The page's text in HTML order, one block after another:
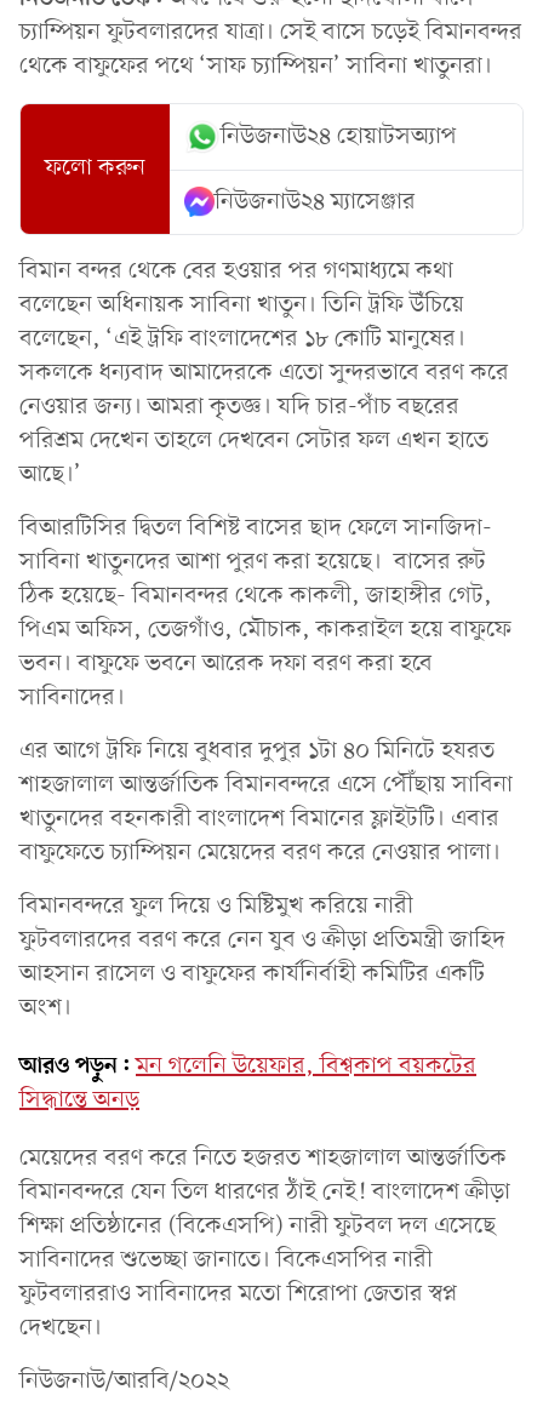
চ্যাম্পিয়ন ফুটবলারদের যাত্রা। সেই বাসে চড়েই বিমানবন্দর
থেকে বাফুফের পথে ‘সাফ চ্যাম্পিয়ন’ সাবিনা খাতুনরা।
ফলো করুন
নিউজনাউ২৪ হোয়াটসঅ্যাপ
নিউজনাউ২৪ ম্যাসেঞ্জার
বিমান বন্দর থেকে বের হওয়ার পর গণমাধ্যমে কথা
বলেছেন অধিনায়ক সাবিনা খাতুন। তিনি ট্রফি উঁচিয়ে
বলেছেন, ‘এই ট্রফি বাংলাদেশের ১৮ কোটি মানুষের।
সকলকে ধন্যবাদ আমাদেরকে এতো সুন্দরভাবে বরণ করে
নেওয়ার জন্য। আমরা কৃতজ্ঞ। যদি চার-পাঁচ বছরের
পরিশ্রম দেখেন তাহলে দেখবেন সেটার ফল এখন হাতে
আছে।’
বিআরটিসির দ্বিতল বিশিষ্ট বাসের ছাদ ফেলে সানজিদা-
সাবিনা খাতুনদের আশা পুরণ করা হয়েছে। বাসের রুট
ঠিক হয়েছে- বিমানবন্দর থেকে কাকলী, জাহাঙ্গীর গেট,
পিএম অফিস, তেজগাঁও, মৌচাক, কাকরাইল হয়ে বাফুফে
ভবন। বাফুফে ভবনে আরেক দফা বরণ করা হবে
সাবিনাদের।
এর আগে ট্রফি নিয়ে বুধবার দুপুর ১টা ৪০ মিনিটে হযরত
শাহজালাল আন্তর্জাতিক বিমানবন্দরে এসে পৌঁছায় সাবিনা
খাতুনদের বহনকারী বাংলাদেশ বিমানের ফ্লাইটটি। এবার
বাফুফেতে চ্যাম্পিয়ন মেয়েদের বরণ করে নেওয়ার পালা।
বিমানবন্দরে ফুল দিয়ে ও মিষ্টিমুখ করিয়ে নারী
ফুটবলারদের বরণ করে নেন যুব ও ক্রীড়া প্রতিমন্ত্রী জাহিদ
আহসান রাসেল ও বাফুফের কার্যনির্বাহী কমিটির একটি
অংশ।
আরও পড়ুন: মন গলেনি উয়েফার, বিশ্বকাপ বয়কটের
সিদ্ধান্তে অনড়
মেয়েদের বরণ করে নিতে হজরত শাহজালাল আন্তর্জাতিক
বিমানবন্দরে যেন তিল ধারণের ঠাঁই নেই! বাংলাদেশ ক্রীড়া
শিক্ষা প্রতিষ্ঠানের (বিকেএসপি) নারী ফুটবল দল এসেছে
সাবিনাদের শুভেচ্ছা জানাতে। বিকেএসপির নারী
ফুটবলাররাও সাবিনাদের মতো শিরোপা জেতার স্বপ্ন
দেখছেন।
নিউজনাউ/আরবি/২০২২